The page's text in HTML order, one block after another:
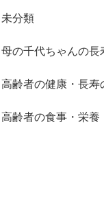
未分類
母の千代ちゃんの長
高齢者の健康・長寿
高齢者の食事・栄養